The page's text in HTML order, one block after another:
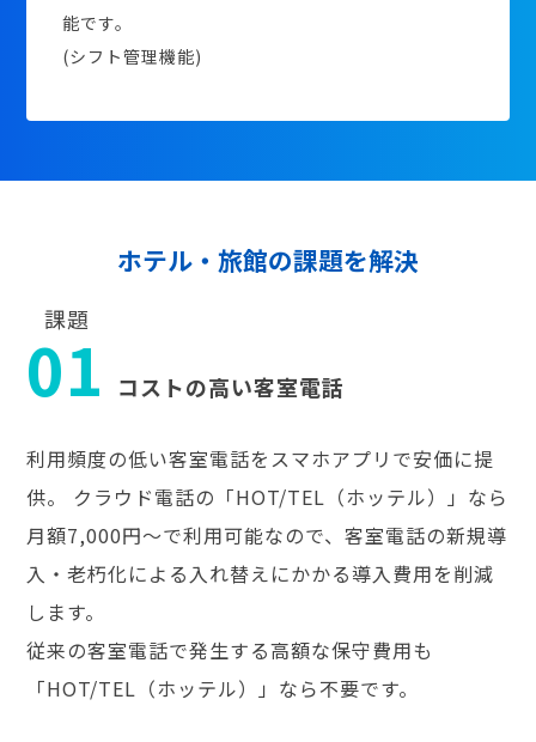
能です。
(シフト管理機能)
ホテル・旅館の課題を解決
課題
01 コストの高い客室電話
利用頻度の低い客室電話をスマホアプリで安価に提
供。 クラウド電話の「HOT/TEL（ホッテル）」なら
月額7,000円～で利用可能なので、客室電話の新規導
入・老朽化による入れ替えにかかる導入費用を削減
します。
従来の客室電話で発生する高額な保守費用も
「HOT/TEL（ホッテル）」なら不要です。